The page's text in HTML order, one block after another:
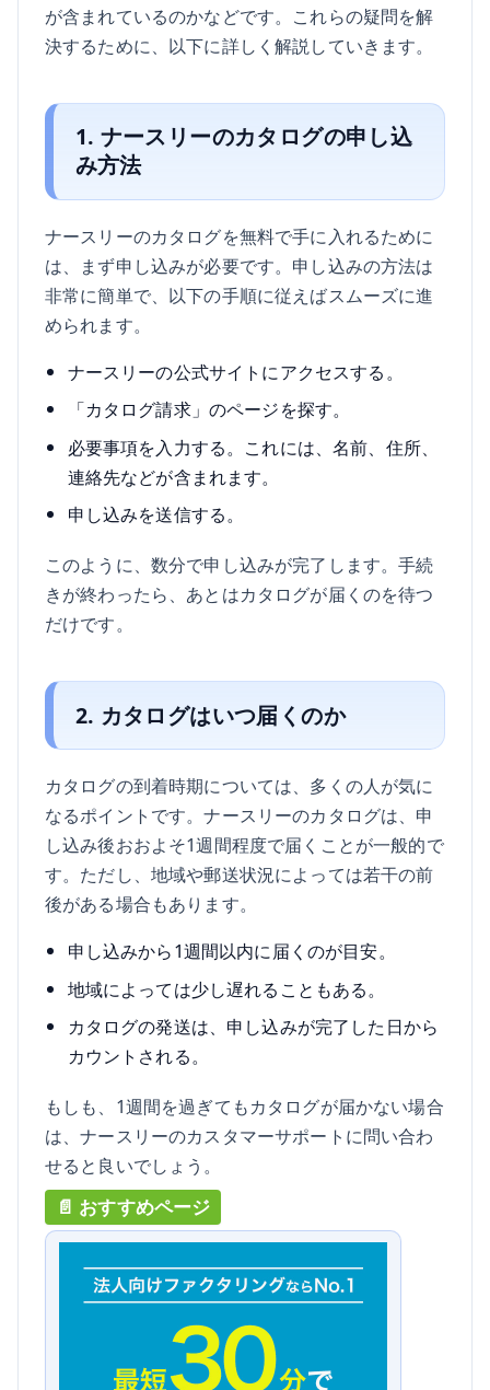
が含まれているのかなどです。これらの疑問を解
決するために、以下に詳しく解説していきます。
1. ナースリーのカタログの申し込
み方法
ナースリーのカタログを無料で手に入れるために
は、まず申し込みが必要です。申し込みの方法は
非常に簡単で、以下の手順に従えばスムーズに進
められます。
ナースリーの公式サイトにアクセスする。
「カタログ請求」のページを探す。
必要事項を入力する。これには、名前、住所、
連絡先などが含まれます。
申し込みを送信する。
このように、数分で申し込みが完了します。手続
きが終わったら、あとはカタログが届くのを待つ
だけです。
2. カタログはいつ届くのか
カタログの到着時期については、多くの人が気に
なるポイントです。ナースリーのカタログは、申
し込み後おおよそ1週間程度で届くことが一般的で
す。ただし、地域や郵送状況によっては若干の前
後がある場合もあります。
申し込みから1週間以内に届くのが目安。
地域によっては少し遅れることもある。
カタログの発送は、申し込みが完了した日から
カウントされる。
もしも、1週間を過ぎてもカタログが届かない場合
は、ナースリーのカスタマーサポートに問い合わ
せると良いでしょう。